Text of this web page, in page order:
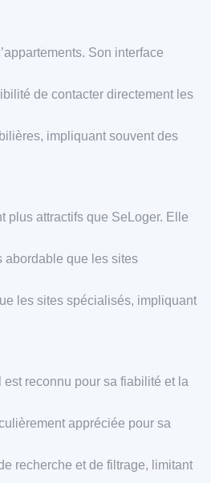
Son interface
de contacter directement les
impliquant souvent des
plus attractifs que SeLoger. Elle
abordable que les sites
les sites spécialisés, impliquant
reconnu pour sa fiabilité et la
appréciée pour sa
recherche et de filtrage, limitant